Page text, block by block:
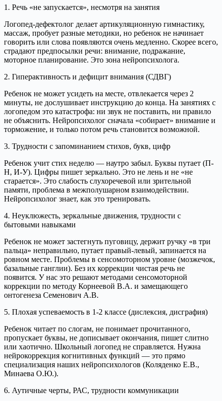
1. Речь «не запускается», несмотря на занятия
Логопед-дефектолог делает артикуляционную гимнастику,
массаж, пробует разные методики, но ребенок не начинает
говорить или слова появляются очень медленно. Скорее всего,
страдают предпосылки речи: внимание, подражание,
моторное планирование. Это зона нейропсихолога.
2. Гиперактивность и дефицит внимания (СДВГ)
Ребенок не может усидеть на месте, отвлекается через 2
минуты, не дослушивает инструкцию до конца. На занятиях с
логопедом это катастрофа: ни звук не поставить, ни правило
не объяснить. Нейропсихолог сначала «собирает» внимание и
торможение, и только потом речь становится возможной.
3. Трудности с запоминанием стихов, букв, цифр
Ребенок учит стих неделю — наутро забыл. Буквы путает (П-
Н, И-У). Цифры пишет зеркально. Это не лень и не «не
старается». Это слабость слухоречевой или зрительной
памяти, проблема в межполушарном взаимодействии.
Нейропсихолог знает, как это тренировать.
4. Неуклюжесть, зеркальные движения, трудности с
бытовыми навыками
Ребенок не может застегнуть пуговицу, держит ручку «в три
пальца» неправильно, путает правый-левый, запинается на
ровном месте. Проблемы в сенсомоторном уровне (мозжечок,
базальные ганглии). Без их коррекции чистая речь не
появится. У нас это решают методами сенсомоторной
коррекции по методу Корнеевой В.А. и замещающего
онтогенеза Семенович А.В.
5. Плохая успеваемость в 1-2 классе (дислексия, дисграфия)
Ребенок читает по слогам, не понимает прочитанного,
пропускает буквы, не дописывает окончания, пишет слитно
или хаотично. Школьный логопед не справляется. Нужна
нейрокоррекция когнитивных функций — это прямо
специализация наших нейропсихологов (Коляденко Е.В.,
Минаева О.Ю.).
6. Аутичные черты, РАС, трудности коммуникации